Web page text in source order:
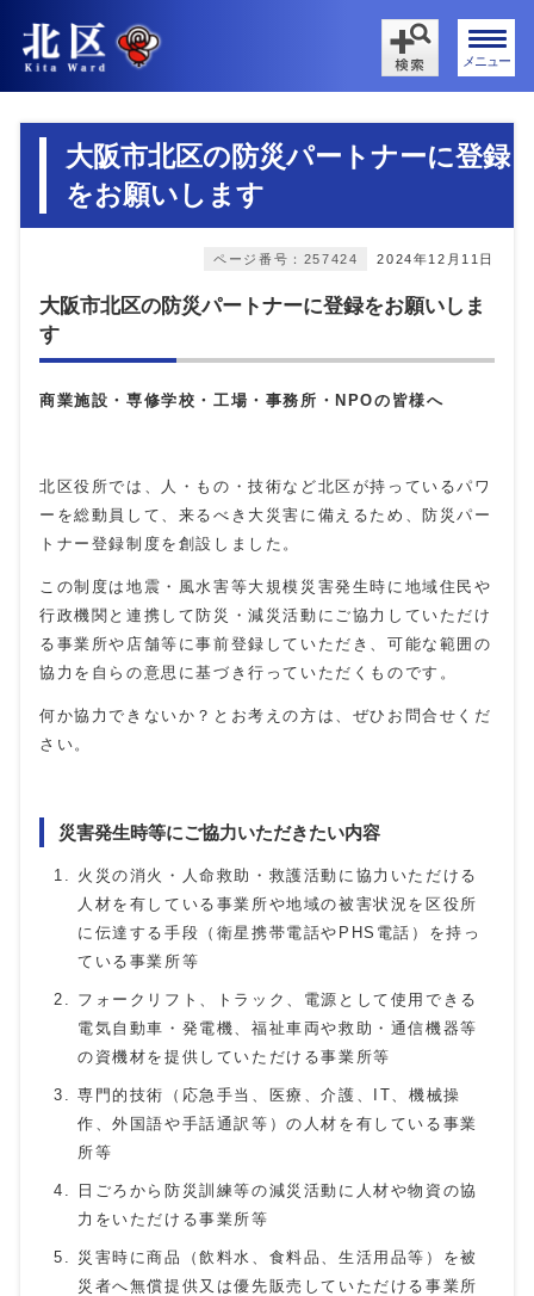
メニュー
大阪市北区の防災パートナーに登録
をお願いします
2024年12月11日
ページ番号：257424
大阪市北区の防災パートナーに登録をお願いしま
す
商業施設・専修学校・工場・事務所・NPOの皆様へ
北区役所では、人・もの・技術など北区が持っているパワ
ーを総動員して、来るべき大災害に備えるため、防災パー
トナー登録制度を創設しました。
この制度は地震・風水害等大規模災害発生時に地域住民や
行政機関と連携して防災・減災活動にご協力していただけ
る事業所や店舗等に事前登録していただき、可能な範囲の
協力を自らの意思に基づき行っていただくものです。
何か協力できないか？とお考えの方は、ぜひお問合せくだ
さい。
災害発生時等にご協力いただきたい内容
火災の消火・人命救助・救護活動に協力いただける
人材を有している事業所や地域の被害状況を区役所
に伝達する手段（衛星携帯電話やPHS電話）を持っ
ている事業所等
フォークリフト、トラック、電源として使用できる
電気自動車・発電機、福祉車両や救助・通信機器等
の資機材を提供していただける事業所等
専門的技術（応急手当、医療、介護、IT、機械操
作、外国語や手話通訳等）の人材を有している事業
所等
日ごろから防災訓練等の減災活動に人材や物資の協
力をいただける事業所等
災害時に商品（飲料水、食料品、生活用品等）を被
災者へ無償提供又は優先販売していただける事業所